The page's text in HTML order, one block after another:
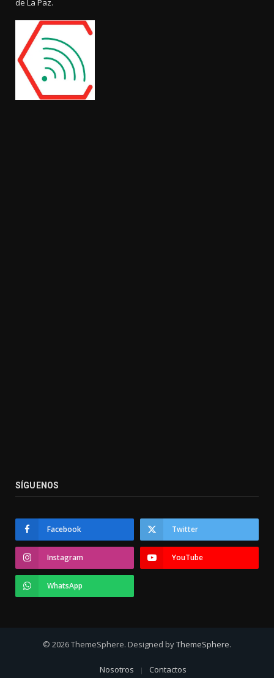
de La Paz.
SÍGUENOS
Facebook Twitter
Instagram YouTube
WhatsApp
© 2026 ThemeSphere. Designed byThemeSphere.
Nosotros Contactos